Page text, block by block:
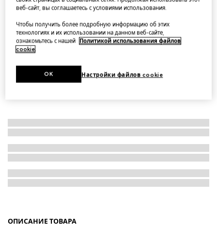
ОПИСАНИЕ ТОВАРА
веб-сайт, вы соглашаетесь с условиями использования.
Чтобы получить более подробную информацию об этих
технологиях и их использовании на данном веб-сайте,
ознакомьтесь с нашей
Политикой использования файлов
cookie.
Настройки файлов cookie
OK